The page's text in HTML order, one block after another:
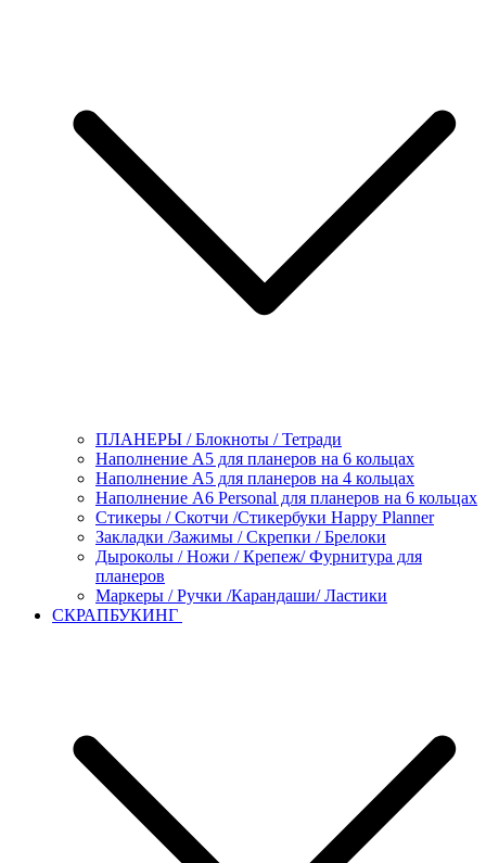
ПЛАНЕРЫ / Блокноты / Тетради
Наполнение А5 для планеров на 6 кольцах
Наполнение А5 для планеров на 4 кольцах
Наполнение А6 Personal для планеров на 6 кольцах
Стикеры / Скотчи /Стикербуки Happy Planner
Закладки /Зажимы / Скрепки / Брелоки
Дыроколы / Ножи / Крепеж/ Фурнитура для
планеров
Маркеры / Ручки /Карандаши/ Ластики
СКРАПБУКИНГ